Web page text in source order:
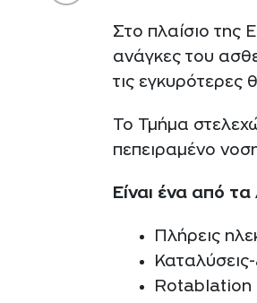
Στο πλαίσιο της
ανάγκες του
τις εγκυρότερες
Το Τμήμα
πεπειραμένο
Είναι ένα από
Πλήρεις
Rotablation